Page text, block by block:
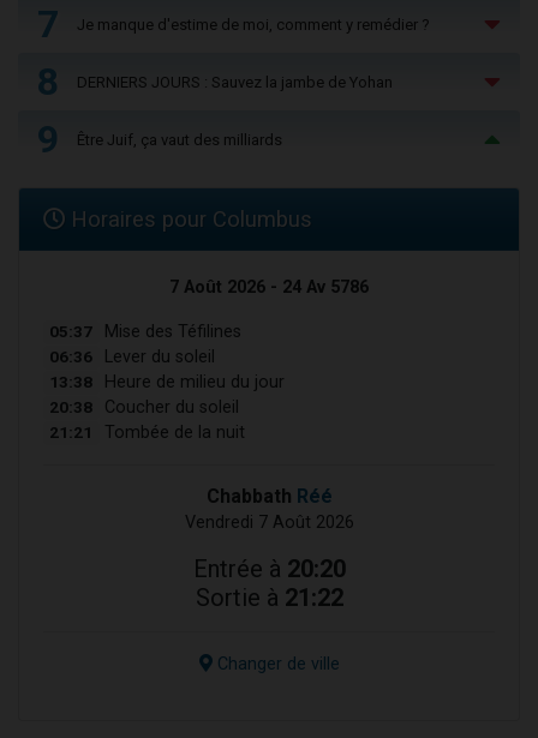
7 Je manque d'estime de moi, comment y remédier ?
8 DERNIERS JOURS : Sauvez la jambe de Yohan
9 Être Juif, ça vaut des milliards
Horaires pour Columbus
7 Août 2026 - 24 Av 5786
05:37 Mise des Téfilines
06:36 Lever du soleil
13:38 Heure de milieu du jour
20:38 Coucher du soleil
21:21 Tombée de la nuit
Chabbath Réé
Vendredi 7 Août 2026
Entrée à 20:20
Sortie à 21:22
Changer de ville